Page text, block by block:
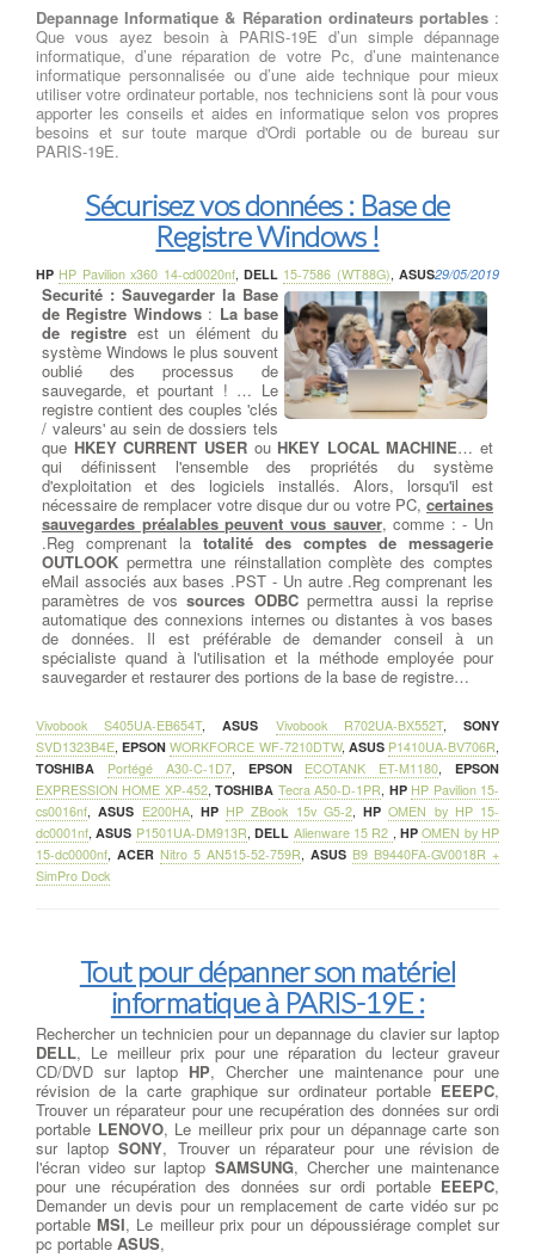
Depannage Informatique & Réparation ordinateurs portables:
Que vous ayez besoin à PARIS-19E d’un simple dépannage
informatique, d’une réparation de votre Pc, d’une maintenance
informatique personnalisée ou d’une aide technique pour mieux
utiliser votre ordinateur portable, nos techniciens sont là pour vous
apporter les conseils et aides en informatique selon vos propres
besoins et sur toute marque d'Ordi portable ou de bureau sur
PARIS-19E.
Sécurisez vos données : Base de
Registre Windows !
29/05/2019
Securité : Sauvegarder la Base
de Registre Windows: La base
de registreest un élément du
système Windows le plus souvent
oublié des processus de
sauvegarde, et pourtant ! … Le
registre contient des couples 'clés
/ valeurs' au sein de dossiers tels
que HKEY CURRENT USERou HKEY LOCAL MACHINE… et
qui définissent l'ensemble des propriétés du système
d'exploitation et des logiciels installés. Alors, lorsqu'il est
nécessaire de remplacer votre disque dur ou votre PC, certaines
sauvegardes préalables peuvent vous sauver, comme : - Un
.Reg comprenant la totalité des comptes de messagerie
OUTLOOK permettra une réinstallation complète des comptes
eMail associés aux bases .PST - Un autre .Reg comprenant les
paramètres de vossources ODBCpermettra aussi la reprise
automatique des connexions internes ou distantes à vos bases
de données. Il est préférable de demander conseil à un
spécialiste quand à l'utilisation et la méthode employée pour
sauvegarder et restaurer des portions de la base de registre…
HP HP Pavilion x360 14-cd0020nf, DELL 15-7586 (WT88G), ASUS
Vivobook S405UA-EB654T,ASUS Vivobook R702UA-BX552T,SONY
SVD1323B4E,EPSON WORKFORCE WF-7210DTW, ASUS P1410UA-BV706R,
TOSHIBA
Portégé A30-C-1D7, EPSON ECOTANK ET-M1180,EPSON
EXPRESSION HOME XP-452,TOSHIBA Tecra A50-D-1PR, HP HP Pavilion 15-
cs0016nf,ASUS E200HA, HP HP ZBook 15v G5-2, HP OMEN by HP 15-
dc0001nf,ASUS P1501UA-DM913R,DELL Alienware 15 R2 , HP OMEN by HP
15-dc0000nf, ACER Nitro 5 AN515-52-759R, ASUS B9 B9440FA-GV0018R +
SimPro Dock
Tout pour dépanner son matériel
informatique à PARIS-19E :
Rechercher un technicien pour un depannage du clavier sur laptop
DELL, Le meilleur prix pour une réparation du lecteur graveur
CD/DVD sur laptop HP, Chercher une maintenance pour une
révision de la carte graphique sur ordinateur portable EEEPC,
Trouver un réparateur pour une recupération des données sur ordi
portable LENOVO, Le meilleur prix pour un dépannage carte son
sur laptopSONY, Trouver un réparateur pour une révision de
l'écran video sur laptop SAMSUNG, Chercher une maintenance
pour une récupération des données sur ordi portable EEEPC,
Demander un devis pour un remplacement de carte vidéo sur pc
portableMSI, Le meilleur prix pour un dépoussiérage complet sur
pc portable ASUS,